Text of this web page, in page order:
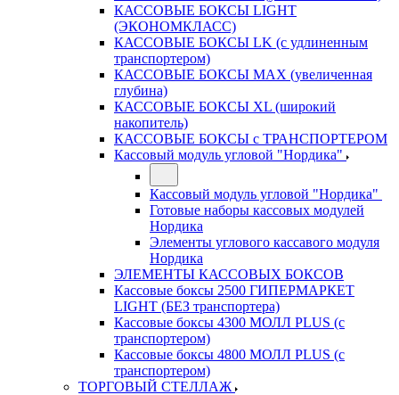
КАССОВЫЕ БОКСЫ LIGHT
(ЭКОНОМКЛАСС)
КАССОВЫЕ БОКСЫ LK (с удлиненным
транспортером)
КАССОВЫЕ БОКСЫ MAX (увеличенная
глубина)
КАССОВЫЕ БОКСЫ XL (широкий
накопитель)
КАССОВЫЕ БОКСЫ с ТРАНСПОРТЕРОМ
Кассовый модуль угловой "Нордика"
Кассовый модуль угловой "Нордика"
Готовые наборы кассовых модулей
Нордика
Элементы углового кассавого модуля
Нордика
ЭЛЕМЕНТЫ КАССОВЫХ БОКСОВ
Кассовые боксы 2500 ГИПЕРМАРКЕТ
LIGHT (БЕЗ транспортера)
Кассовые боксы 4300 МОЛЛ PLUS (с
транспортером)
Кассовые боксы 4800 МОЛЛ PLUS (с
транспортером)
ТОРГОВЫЙ СТЕЛЛАЖ